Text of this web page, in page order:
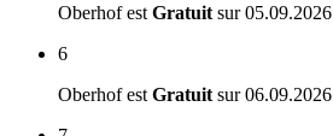
Oberhof est Gratuit sur05.09.2026
6
Oberhof est Gratuit sur06.09.2026